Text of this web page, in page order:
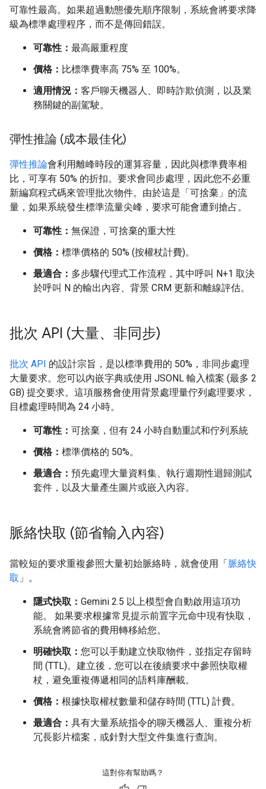
可靠性最高。如果超過動態優先順序限制，系統會將要求降
級為標準處理程序，而不是傳回錯誤。
可靠性： 最高嚴重程度
價格： 比標準費率高 75% 至 100%。
適用情況： 客戶聊天機器人、即時詐欺偵測，以及業
務關鍵的副駕駛。
彈性推論 (成本最佳化)
彈性推論會利用離峰時段的運算容量，因此與標準費率相
比，可享有 50% 的折扣。要求會同步處理，因此您不必重
新編寫程式碼來管理批次物件。由於這是「可捨棄」的流
量，如果系統發生標準流量尖峰，要求可能會遭到搶占。
可靠性： 無保證，可捨棄的重大性
價格： 標準價格的 50% (按權杖計費)。
最適合： 多步驟代理式工作流程，其中呼叫 N+1 取決
於呼叫 N 的輸出內容、背景 CRM 更新和離線評估。
批次 API (大量、非同步)
批次 API 的設計宗旨，是以標準費用的 50%，非同步處理
大量要求。您可以內嵌字典或使用 JSONL 輸入檔案 (最多 2
GB) 提交要求。這項服務會使用背景處理量佇列處理要求，
目標處理時間為 24 小時。
可靠性： 可捨棄，但有 24 小時自動重試和佇列系統
價格： 標準價格的 50%。
最適合： 預先處理大量資料集、執行週期性迴歸測試
套件，以及大量產生圖片或嵌入內容。
脈絡快取 (節省輸入內容)
當較短的要求重複參照大量初始脈絡時，就會使用「脈絡快
取 」。
隱式快取： Gemini 2.5 以上模型會自動啟用這項功
能。 如果要求根據常見提示前置字元命中現有快取，
系統會將節省的費用轉移給您。
明確快取： 您可以手動建立快取物件，並指定存留時
間 (TTL)。建立後，您可以在後續要求中參照快取權
杖，避免重複傳遞相同的語料庫酬載。
價格： 根據快取權杖數量和儲存時間 (TTL) 計費。
最適合： 具有大量系統指令的聊天機器人、重複分析
冗長影片檔案，或針對大型文件集進行查詢。
這對你有幫助嗎？